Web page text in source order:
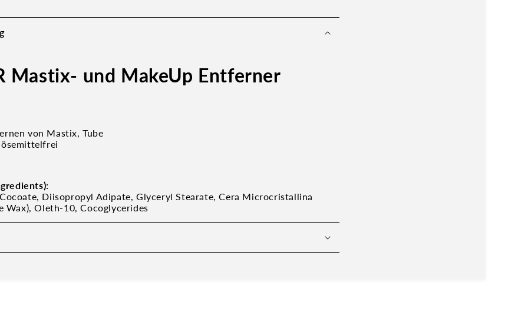
Mastix- und MakeUp Entferner
von Mastix, Tube
Diisopropyl Adipate, Glyceryl Stearate, Cera Microcristallina
Wax), Oleth-10, Cocoglycerides